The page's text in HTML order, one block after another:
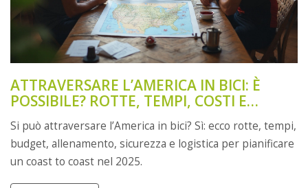
ATTRAVERSARE L’AMERICA IN BICI: È
POSSIBILE? ROTTE, TEMPI, COSTI E
CONSIGLI 2025
Si può attraversare l’America in bici? Sì: ecco rotte, tempi,
budget, allenamento, sicurezza e logistica per pianificare
un coast to coast nel 2025.